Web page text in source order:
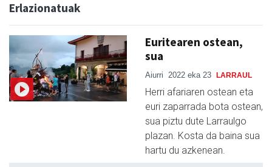
Erlazionatuak
Euritearen ostean,
sua
Aiurri 2022 eka 23 LARRAUL
Herri afariaren ostean eta
euri zaparrada bota ostean,
sua piztu dute Larraulgo
plazan. Kosta da baina sua
hartu du azkenean.